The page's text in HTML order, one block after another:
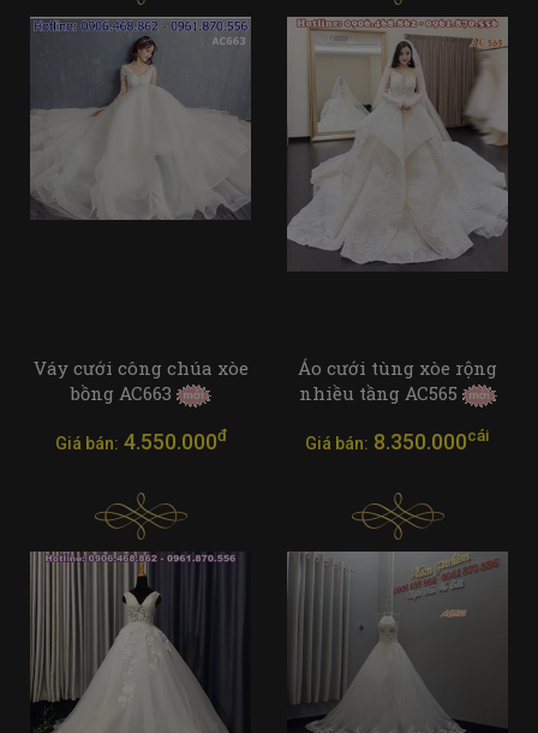
Váy cưới công chúa xòe
bồng AC663
Giá bán: 4.550.000đ
Áo cưới tùng xòe rộng
nhiều tầng AC565
Giá bán: 8.350.000cái